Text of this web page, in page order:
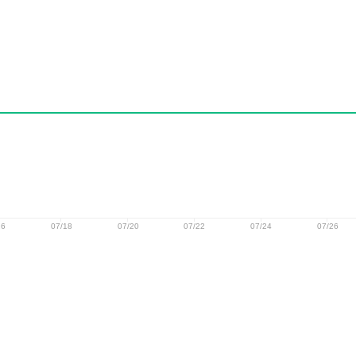
07/18 07/20 07/22 07/24 07/26